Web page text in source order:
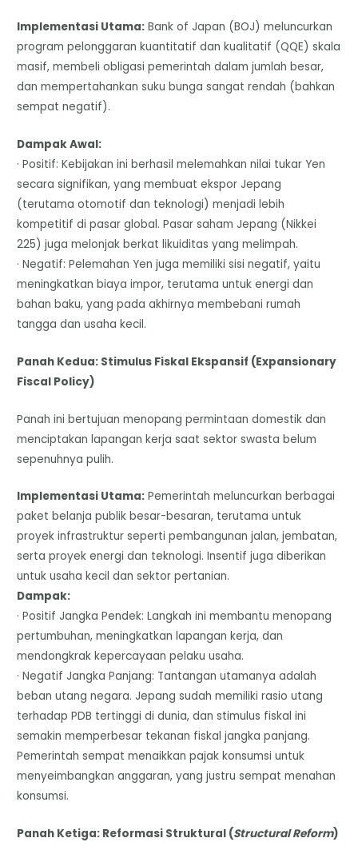
Implementasi Utama: Bank of Japan (BOJ) meluncurkan
program pelonggaran kuantitatif dan kualitatif (QQE) skala
masif, membeli obligasi pemerintah dalam jumlah besar,
dan mempertahankan suku bunga sangat rendah (bahkan
sempat negatif).
Dampak Awal:
· Positif: Kebijakan ini berhasil melemahkan nilai tukar Yen
secara signifikan, yang membuat ekspor Jepang
(terutama otomotif dan teknologi) menjadi lebih
kompetitif di pasar global. Pasar saham Jepang (Nikkei
225) juga melonjak berkat likuiditas yang melimpah.
· Negatif: Pelemahan Yen juga memiliki sisi negatif, yaitu
meningkatkan biaya impor, terutama untuk energi dan
bahan baku, yang pada akhirnya membebani rumah
tangga dan usaha kecil.
Panah Kedua: Stimulus Fiskal Ekspansif (Expansionary
Fiscal Policy)
Panah ini bertujuan menopang permintaan domestik dan
menciptakan lapangan kerja saat sektor swasta belum
sepenuhnya pulih.
Implementasi Utama: Pemerintah meluncurkan berbagai
paket belanja publik besar-besaran, terutama untuk
proyek infrastruktur seperti pembangunan jalan, jembatan,
serta proyek energi dan teknologi. Insentif juga diberikan
untuk usaha kecil dan sektor pertanian.
Dampak:
· Positif Jangka Pendek: Langkah ini membantu menopang
pertumbuhan, meningkatkan lapangan kerja, dan
mendongkrak kepercayaan pelaku usaha.
· Negatif Jangka Panjang: Tantangan utamanya adalah
beban utang negara. Jepang sudah memiliki rasio utang
terhadap PDB tertinggi di dunia, dan stimulus fiskal ini
semakin memperbesar tekanan fiskal jangka panjang.
Pemerintah sempat menaikkan pajak konsumsi untuk
menyeimbangkan anggaran, yang justru sempat menahan
konsumsi.
Panah Ketiga: Reformasi Struktural (Structural Reform)